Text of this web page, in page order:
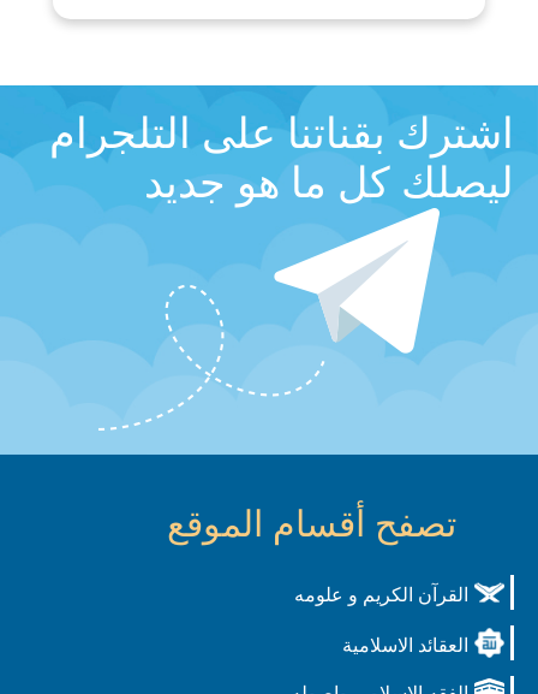
اشترك بقناتنا على التلجرام
ليصلك كل ما هو جديد
تصفح أقسام الموقع
القرآن الكريم و علومه
العقائد الاسلامية